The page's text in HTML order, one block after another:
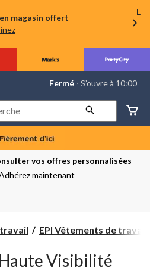
magasin offert
La
préféré
Toronto
Stockyards,
courament
Fermé,
S’ouvre
à
Fermé ⋅ S’ouvre à 10:00
vos offres personnalisées
maintenant
EPI Vêtements de travail
Visibilité